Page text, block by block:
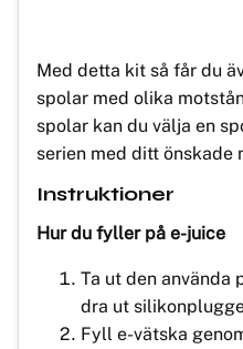
Med detta kit så får du
spolar med olika
spolar kan du välja en
serien med ditt önskade
Instruktioner
Hur du fyller på e-juice
Ta ut den använda
dra ut
Fyll e-vätska